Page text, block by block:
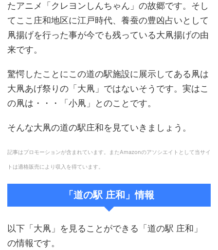
たアニメ「クレヨンしんちゃん」の故郷です。そし
てここ庄和地区に江戸時代、養蚕の豊凶占いとして
凧揚げを行った事が今でも残っている大凧揚げの由
来です。
驚愕したことにこの道の駅施設に展示してある凧は
大凧あげ祭りの「大凧」ではないそうです。実はこ
の凧は・・・「小凧」とのことです。
そんな大凧の道の駅庄和を見ていきましょう。
記事はプロモーションが含まれています。またAmazonのアソシエイトとして当サイ
トは適格販売により収入を得ています。
「道の駅 庄和」情報
以下「大凧」を見ることができる「道の駅 庄和」
の情報です。